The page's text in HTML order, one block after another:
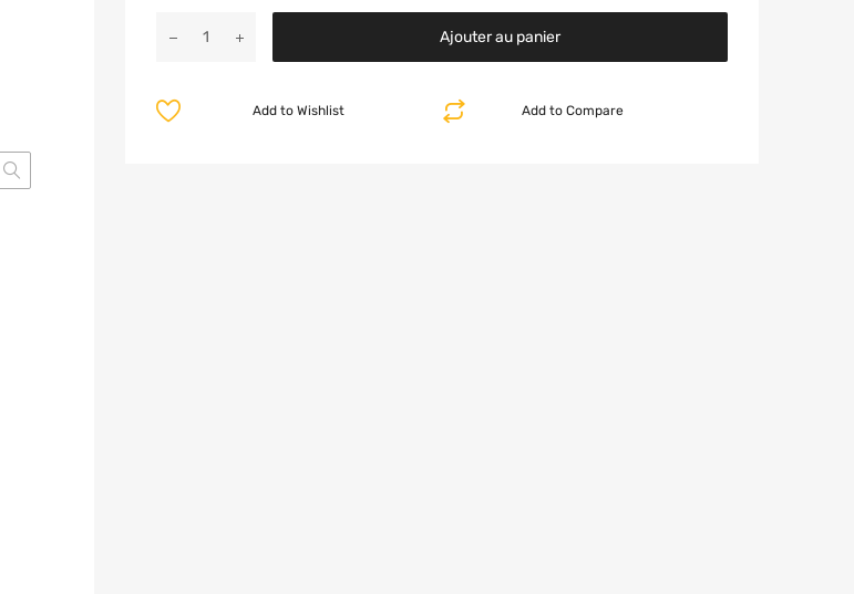
Ajouter au panier
Add to Compare
Add to Wishlist